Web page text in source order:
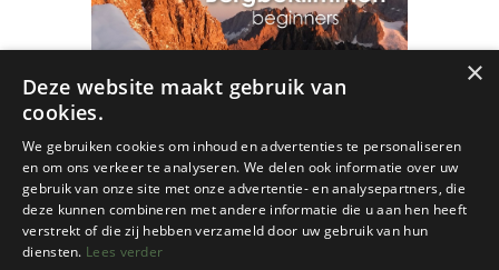
×
Deze website maakt gebruik van
cookies.
We gebruiken cookies om inhoud en advertenties te personaliseren
en om ons verkeer te analyseren. We delen ook informatie over uw
gebruik van onze site met onze advertentie- en analysepartners, die
deze kunnen combineren met andere informatie die u aan hen heeft
verstrekt of die zij hebben verzameld door uw gebruik van hun
diensten. Lees verder